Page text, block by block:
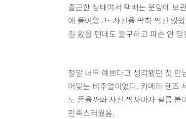
출근한 상태여서 택배는 문앞에 보
에 들어왔고~ 사진을 딱히 찍진 않
길 왔을 텐데도 불구하고 파손 안
정말 너무 예쁘다고 생각됐던 첫
어맞는 비주얼이었다. 카메라 렌즈
도 묻을까봐 사진 찍자마자 필름
만족스러웠음.